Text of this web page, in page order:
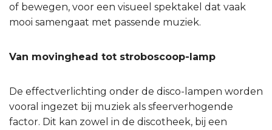
of bewegen, voor een visueel spektakel dat vaak
mooi samengaat met passende muziek.
Van movinghead tot stroboscoop-lamp
De effectverlichting onder de disco-lampen worden
vooral ingezet bij muziek als sfeerverhogende
factor. Dit kan zowel in de discotheek, bij een